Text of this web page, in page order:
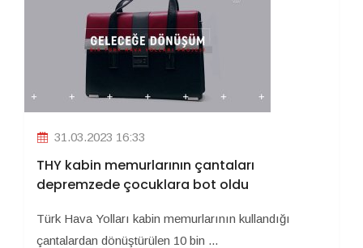
31.03.2023 16:33
THY kabin memurlarının çantaları
depremzede çocuklara bot oldu
Türk Hava Yolları kabin memurlarının kullandığı
çantalardan dönüştürülen 10 bin ...